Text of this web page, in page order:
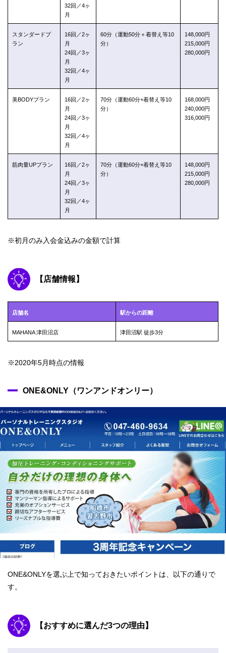
32回／4ヶ
月
スタンダードプ
ラン
16回／2ヶ
月
24回／3ヶ
月
32回／4ヶ
月
60分（運動50分＋着替え等10
分）
148,000円
215,000円
280,000円
美BODYプラン
16回／2ヶ
月
24回／3ヶ
月
32回／4ヶ
月
70分（運動60分+着替え等10
分）
168,000円
240,000円
316,000円
筋肉量UPプラン
16回／2ヶ
月
24回／3ヶ
月
32回／4ヶ
月
70分（運動60分+着替え等10
分）
148,000円
215,000円
280,000円
※初月のみ入会金込みの金額で計算
【店舗情報】
店舗名 駅からの距離
MAHANA 津田沼店 津田沼駅 徒歩3分
※2020年5月時点の情報
ONE&ONLY（ワンアンドオンリー）
ONE&ONLYを選ぶ上で知っておきたいポイントは、以下の通りで
す。
【おすすめに選んだ3つの理由】